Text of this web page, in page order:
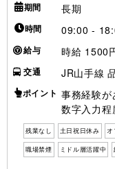
期間 長期
時間 09:00 -
給与 時給 1500
交通 JR山手線
ポイント 事務経験
数字入力程
残業なし 土日祝日休み オ
職場禁煙 ミドル層活躍中